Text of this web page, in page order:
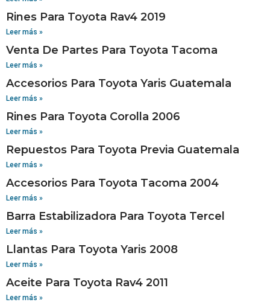
Rines Para Toyota Rav4 2019
Leer más »
Venta De Partes Para Toyota Tacoma
Leer más »
Accesorios Para Toyota Yaris Guatemala
Leer más »
Rines Para Toyota Corolla 2006
Leer más »
Repuestos Para Toyota Previa Guatemala
Leer más »
Accesorios Para Toyota Tacoma 2004
Leer más »
Barra Estabilizadora Para Toyota Tercel
Leer más »
Llantas Para Toyota Yaris 2008
Leer más »
Aceite Para Toyota Rav4 2011
Leer más »